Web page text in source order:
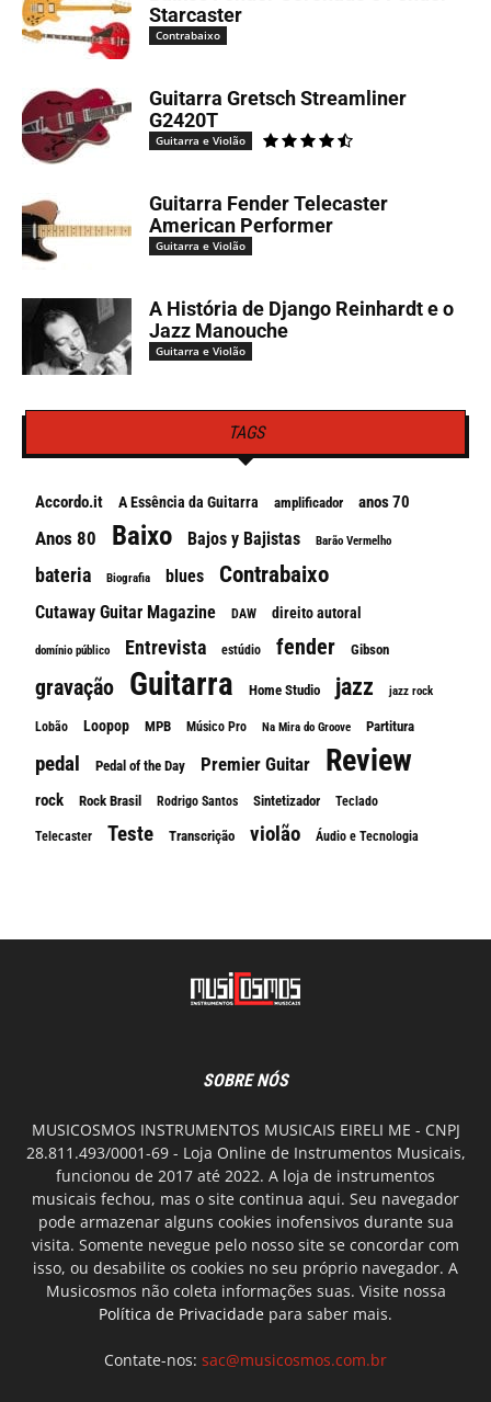
Starcaster
Contrabaixo
Guitarra Gretsch Streamliner
G2420T
Guitarra e Violão
Guitarra Fender Telecaster
American Performer
Guitarra e Violão
A História de Django Reinhardt e o
Jazz Manouche
Guitarra e Violão
TAGS
Accordo.it A Essência da Guitarra amplificador anos 70
Anos 80 Baixo Bajos y Bajistas Barão Vermelho
bateria Biografia blues Contrabaixo
Cutaway Guitar Magazine DAW direito autoral
domínio público Entrevista estúdio fender Gibson
gravação Guitarra Home Studio jazz jazz rock
Lobão Loopop MPB Músico Pro Na Mira do Groove Partitura
pedal Pedal of the Day Premier Guitar Review
rock Rock Brasil Rodrigo Santos Sintetizador Teclado
Telecaster Teste Transcrição violão Áudio e Tecnologia
SOBRE NÓS
MUSICOSMOS INSTRUMENTOS MUSICAIS EIRELI ME - CNPJ
28.811.493/0001-69 - Loja Online de Instrumentos Musicais,
funcionou de 2017 até 2022. A loja de instrumentos
musicais fechou, mas o site continua aqui. Seu navegador
pode armazenar alguns cookies inofensivos durante sua
visita. Somente nevegue pelo nosso site se concordar com
isso, ou desabilite os cookies no seu próprio navegador. A
Musicosmos não coleta informações suas. Visite nossa
Política de Privacidade para saber mais.
Contate-nos: sac@musicosmos.com.br